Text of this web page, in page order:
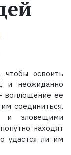
освоить
и неожиданно
воплощение ее
соединиться.
и зловещими
находят
удастся ли им